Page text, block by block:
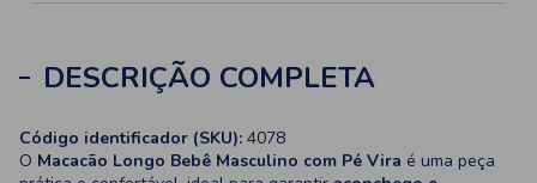
DESCRIÇÃO COMPLETA
Código identificador (SKU): 4078
O Macacão Longo Bebê Masculino com Pé Vira é uma peça